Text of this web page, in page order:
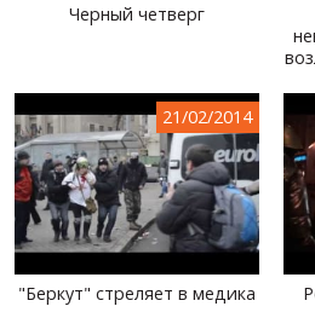
Черный четверг
21/02/2014
"Беркут" стреляет в медика